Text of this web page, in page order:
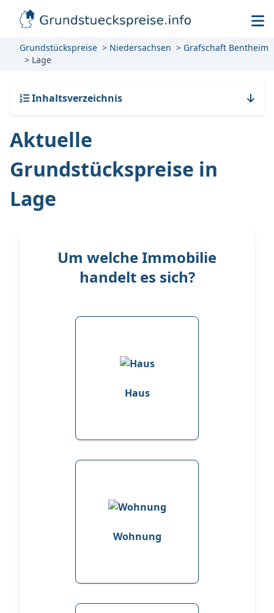
Grundstückspreise Niedersachsen
Grafschaft Bentheim
Lage
Inhaltsverzeichnis
Aktuelle
Grundstückspreise in
Lage
Um welche Immobilie
handelt es sich?
Haus
Wohnung